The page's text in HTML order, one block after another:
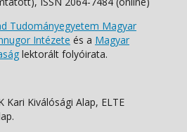
Tudományegyetem Magyar
Intézete és a Magyar
lektorált folyóirata.
Kari Kiválósági Alap, ELTE